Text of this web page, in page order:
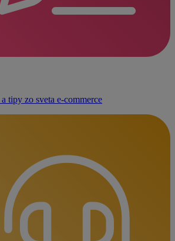
tipy zo sveta e‑commerce